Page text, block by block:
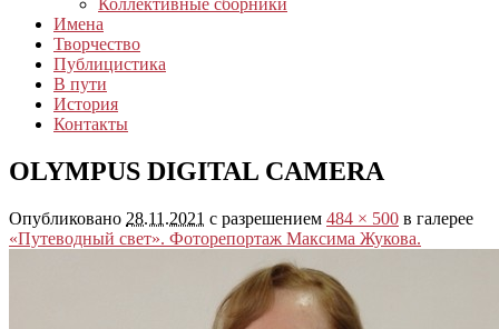
Коллективные сборники
Имена
Творчество
Публицистика
В пути
История
Контакты
OLYMPUS DIGITAL CAMERA
Опубликовано 28.11.2021 с разрешением 484 × 500 в галерее
«Путеводный свет». Фоторепортаж Максима Жукова.